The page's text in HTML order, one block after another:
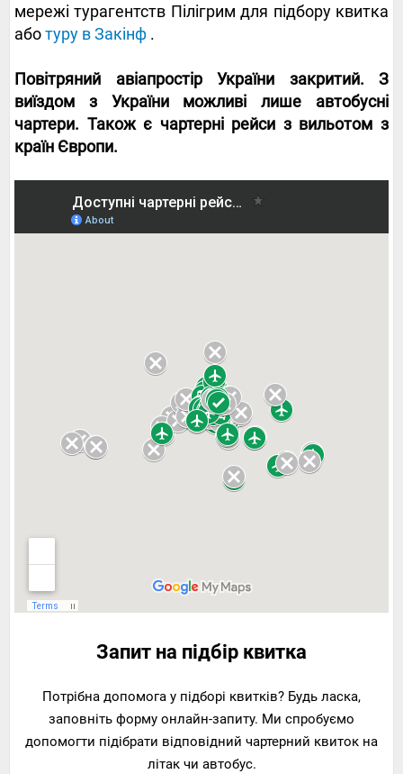
мережі турагентств Пілігрим для підбору квитка
аботуру в Закінф .
Повітряний авіапростір України закритий. З
виїздом з України можливі лише автобусні
чартери. Також є чартерні рейси з вильотом з
країн Європи.
Запит на підбір квитка
Потрібна допомога у підборі квитків? Будь ласка,
заповніть форму онлайн-запиту. Ми спробуємо
допомогти підібрати відповідний чартерний квиток на
літак чи автобус.